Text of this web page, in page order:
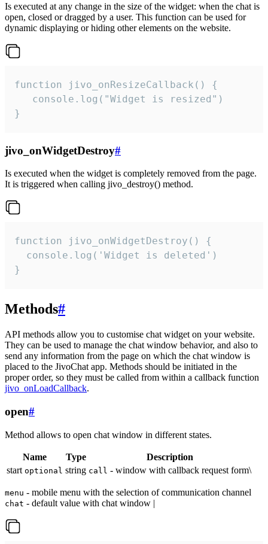
Is executed at any change in the size of the widget: when the chat is
open, closed or dragged by a user. This function can be used for
dynamic displaying or hiding other elements on the website.
function jivo_onResizeCallback() {
   console.log("Widget is resized")
}
jivo_onWidgetDestroy#
Is executed when the widget is completely removed from the page.
It is triggered when calling jivo_destroy() method.
function jivo_onWidgetDestroy() {
  console.log('Widget is deleted')
}
Methods#
API methods allow you to customise chat widget on your website.
They can be used to manage the chat window behavior, and also to
send any information from the page on which the chat window is
placed to the JivoChat app. Methods should be initiated in the
proper order, so they must be called from within a callback function
jivo_onLoadCallback.
open#
Method allows to open chat window in different states.
Name Type
Description
start optional string call - window with callback request form\
menu - mobile menu with the selection of communication channel
chat - default value with chat window |